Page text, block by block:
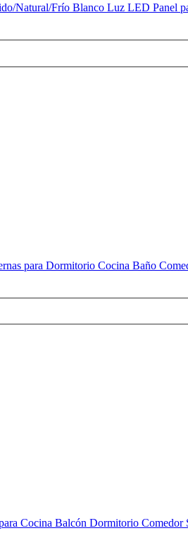
Natural/Frío Blanco Luz LED Panel
para Dormitorio Cocina Baño
Cocina Balcón Dormitorio Comedor